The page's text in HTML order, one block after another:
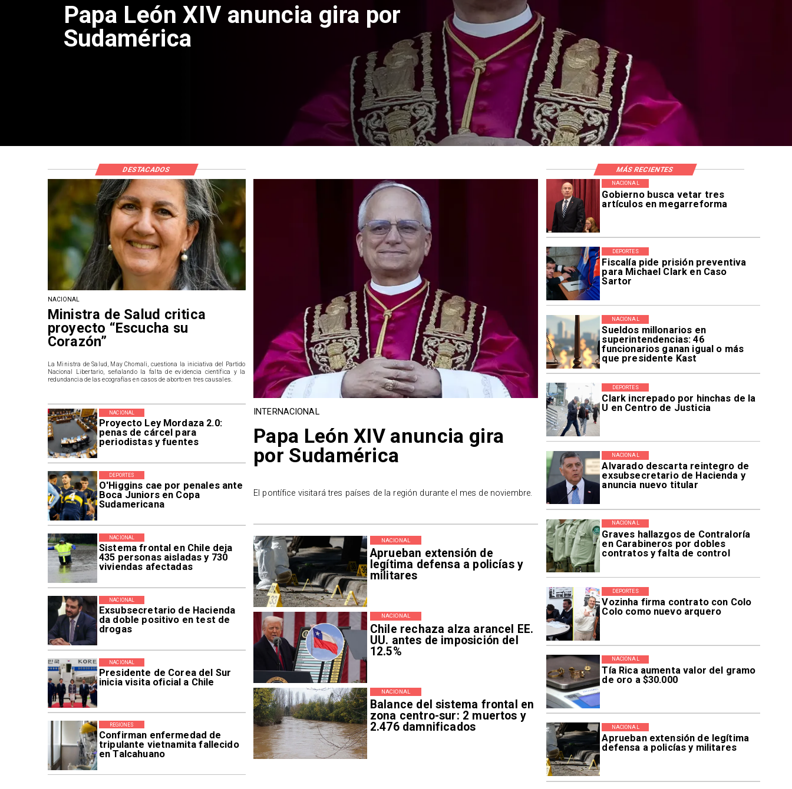
Papa León XIV anuncia gira por
Sudamérica
Gobierno busca vetar tres
artículos en megarreforma
NACIONAL
Fiscalía pide prisión preventiva
para Michael Clark en Caso
Sartor
DEPORTES
Sueldos millonarios en
superintendencias: 46
funcionarios ganan igual o más
que presidente Kast
NACIONAL
Clark increpado por hinchas de la
U en Centro de Justicia
DEPORTES
Alvarado descarta reintegro de
exsubsecretario de Hacienda y
anuncia nuevo titular
NACIONAL
Graves hallazgos de Contraloría
en Carabineros por dobles
contratos y falta de control
NACIONAL
Vozinha firma contrato con Colo
Colo como nuevo arquero
DEPORTES
Tía Rica aumenta valor del gramo
de oro a $30.000
NACIONAL
Aprueban extensión de legítima
defensa a policías y militares
NACIONAL
Proyecto Ley Mordaza 2.0:
penas de cárcel para
periodistas y fuentes
NACIONAL
O'Higgins cae por penales ante
Boca Juniors en Copa
Sudamericana
DEPORTES
Sistema frontal en Chile deja
435 personas aisladas y 730
viviendas afectadas
NACIONAL
Exsubsecretario de Hacienda
da doble positivo en test de
drogas
NACIONAL
Presidente de Corea del Sur
inicia visita oficial a Chile
NACIONAL
Confirman enfermedad de
tripulante vietnamita fallecido
en Talcahuano
REGIONES
Aprueban extensión de
legítima defensa a policías y
militares
NACIONAL
Chile rechaza alza arancel EE.
UU. antes de imposición del
12.5%
NACIONAL
Balance del sistema frontal en
zona centro-sur: 2 muertos y
2.476 damnificados
NACIONAL
NACIONAL
Ministra de Salud critica
proyecto “Escucha su
Corazón”
La Ministra de Salud, May Chomali, cuestiona la iniciativa del Partido
Nacional Libertario, señalando la falta de evidencia científica y la
redundancia de las ecografías en casos de aborto en tres causales.
INTERNACIONAL
Papa León XIV anuncia gira
por Sudamérica
El pontífice visitará tres países de la región durante el mes de noviembre.
DESTACADOS MÁS RECIENTES